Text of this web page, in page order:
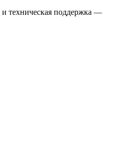
и техническая поддержка —